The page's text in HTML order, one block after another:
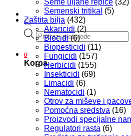
Products
search
0
Korpa
Semenski tritikal (5)
Zaštita bilja (432)
Akaricidi (2)
Biocidi (6)
Biopesticidi (11)
Fungicidi (157)
Herbicidi (155)
Insekticidi (69)
Limacidi (6)
Nematocidi (1)
Otrov za miševe i
Pomoćna sredstva (16)
Proizvodi specijalne
Regulatori rasta (6)